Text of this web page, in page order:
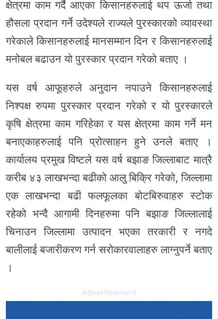
क्षेत्रमा काम गर्दै आएका किसानहरुलाई थप ऊर्जा तथा
हौसला प्रदान गर्ने उदेश्यले राज्यले पुरस्कारको व्यावस्था
गरेकाले किसानहरुलाई मानसम्मान दिन र किसानहरुलाई
मनोबल बढाउन यो पुरस्कार प्रदान गरेको बताए ।
यस वर्ष आफूहरुले अनुदान नपाउने किसानहरुलाई
निश्पक्ष रुपमा पुरस्कार प्रदान गरेको र यो पुरस्कारले
कृषि क्षेत्रमा काम गरिहेका र यस क्षेत्रमा काम गर्ने मन
बनाएकाहरुलाई पनि प्रोत्साहन हुने उनले बताए ।
कार्यालय प्रमुख विष्टले यस वर्ष बझाङ जिल्लाबाट मात्रै
करीब ४३ लाखभन्दा बढीको आलु बिक्रि गरेको, जिल्लामा
एक लाखभन्दा बढी फलफूलका बोटबिरुवाहरु स्टोक
रहेको भन्दै आगामी दिनहरुमा पनि बझाङ जिल्लालाई
चिनाउन जिल्लामा उत्पादन भएका तरकारी र नगदे
बालीलाई बजारीकरण गर्न सरोकारवालाहरु लाग्नुपर्ने बताए
।
Advertisement